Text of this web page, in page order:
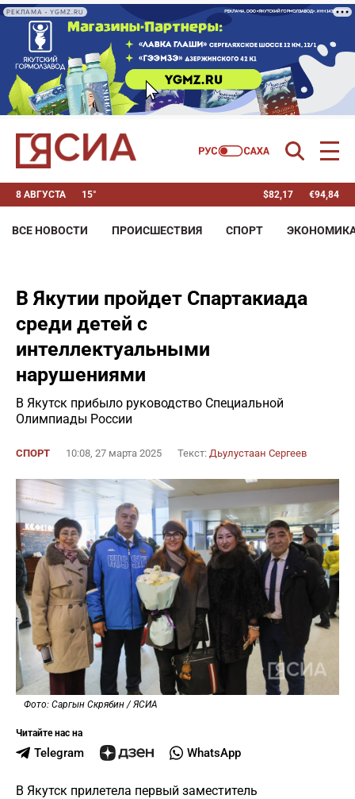
РЕКЛАМА • YGMZ.RU
8 АВГУСТА 15° $82,17 €94,84
ВСЕ НОВОСТИ ПРОИСШЕСТВИЯ СПОРТ
В Якутии пройдет Спартакиада
среди детей с
интеллектуальными
нарушениями
В Якутск прибыло руководство Специальной
Олимпиады России
СПОРТ 10:08, 27 марта 2025 Текст: Дьулустаан Сергеев
Фото: Саргын Скрябин / ЯСИА
Читайте нас на
Telegram WhatsApp
В Якутск прилетела первый заместитель